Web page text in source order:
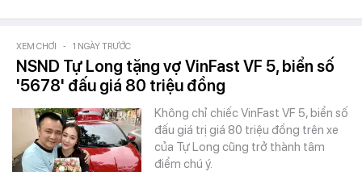
XEM CHƠI - 1 NGÀY TRƯỚC
NSND Tự Long tặng vợ VinFast VF 5, biển số
'5678' đấu giá 80 triệu đồng
Không chỉ chiếc VinFast VF 5, biển số
đấu giá trị giá 80 triệu đồng trên xe
của Tự Long cũng trở thành tâm
điểm chú ý.